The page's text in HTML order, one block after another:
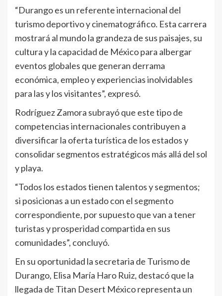
“Durango es un referente internacional del
turismo deportivo y cinematográfico. Esta carrera
mostrará al mundo la grandeza de sus paisajes, su
cultura y la capacidad de México para albergar
eventos globales que generan derrama
económica, empleo y experiencias inolvidables
para las y los visitantes”, expresó.
Rodríguez Zamora subrayó que este tipo de
competencias internacionales contribuyen a
diversificar la oferta turística de los estados y
consolidar segmentos estratégicos más allá del sol
y playa.
“Todos los estados tienen talentos y segmentos;
si posicionas a un estado con el segmento
correspondiente, por supuesto que van a tener
turistas y prosperidad compartida en sus
comunidades”, concluyó.
En su oportunidad la secretaria de Turismo de
Durango, Elisa María Haro Ruiz, destacó que la
llegada de Titan Desert México representa un